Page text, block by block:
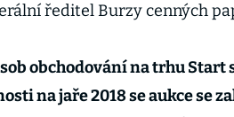
ředitel Burzy cenných
obchodování na trhu Start
na jaře 2018 se aukce se